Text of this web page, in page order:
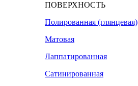
ПОВЕРХНОСТЬ
Полированная (глянцевая)
Матовая
Лаппатированная
Сатинированная